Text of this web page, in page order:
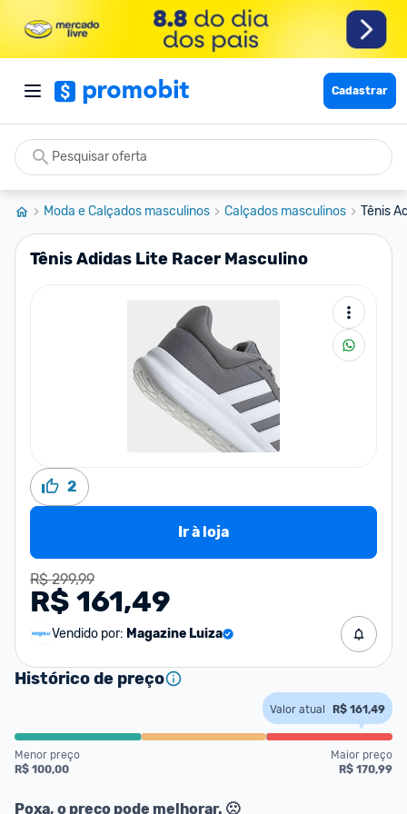
Cadastrar
Moda e Calçados masculinos Calçados masculinos Tênis
Tênis Adidas Lite Racer Masculino
2
Ir à loja
R$ 299,99
R$ 161,49
Vendido por: Magazine Luiza
Histórico de preço
Valor atual R$ 161,49
Menor preço
R$ 100,00
Maior preço
R$ 170,99
Poxa, o preço pode melhorar. 🙁